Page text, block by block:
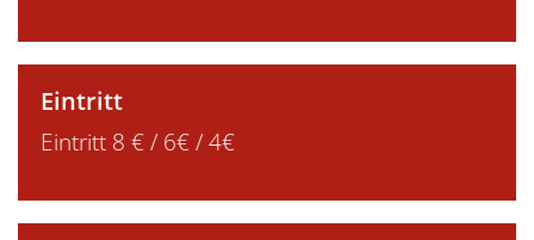
Eintritt
Eintritt 8 € / 6€ / 4€